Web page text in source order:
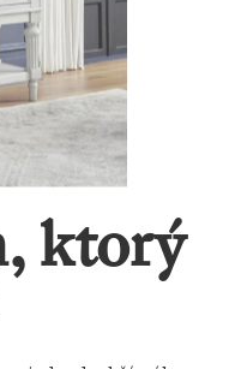
ktorý